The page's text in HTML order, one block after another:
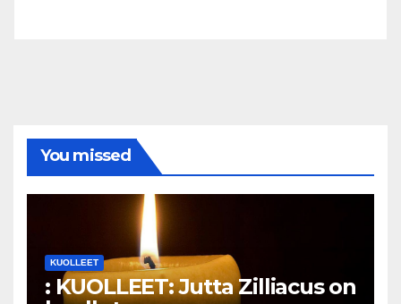
You missed
KUOLLEET
: KUOLLEET: Jutta Zilliacus on